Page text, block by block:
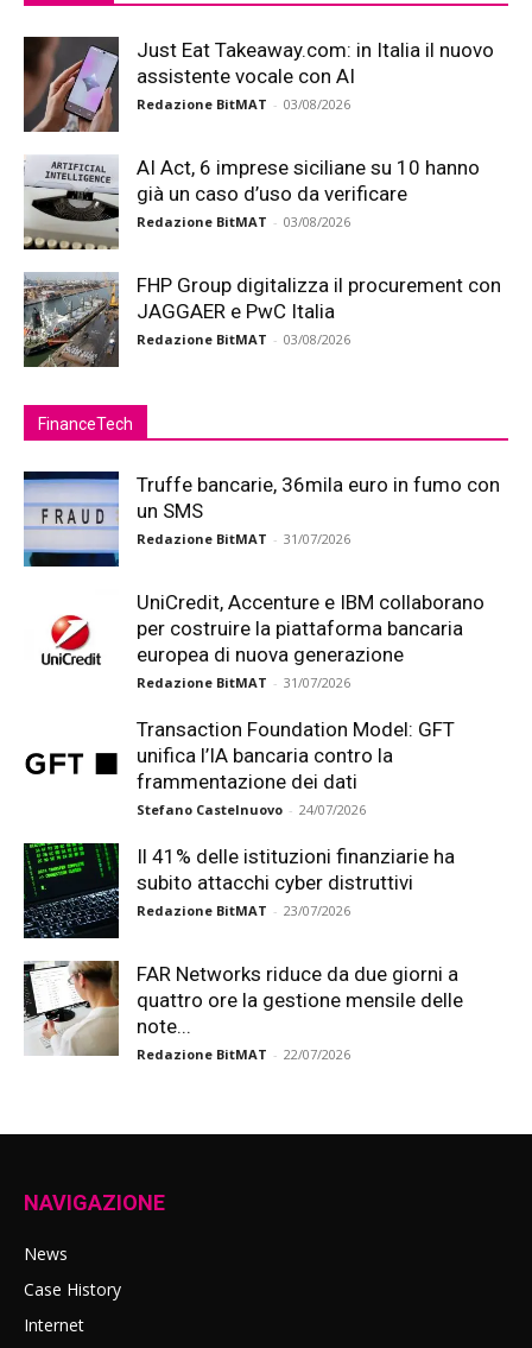
Just Eat Takeaway.com: in Italia il nuovo
assistente vocale con AI
Redazione BitMAT - 03/08/2026
AI Act, 6 imprese siciliane su 10 hanno
già un caso d’uso da verificare
Redazione BitMAT - 03/08/2026
FHP Group digitalizza il procurement con
JAGGAER e PwC Italia
Redazione BitMAT - 03/08/2026
FinanceTech
Truffe bancarie, 36mila euro in fumo con
un SMS
Redazione BitMAT - 31/07/2026
UniCredit, Accenture e IBM collaborano
per costruire la piattaforma bancaria
europea di nuova generazione
Redazione BitMAT - 31/07/2026
Transaction Foundation Model: GFT
unifica l’IA bancaria contro la
frammentazione dei dati
Stefano Castelnuovo - 24/07/2026
Il 41% delle istituzioni finanziarie ha
subito attacchi cyber distruttivi
Redazione BitMAT - 23/07/2026
FAR Networks riduce da due giorni a
quattro ore la gestione mensile delle
note...
Redazione BitMAT - 22/07/2026
NAVIGAZIONE
News
Case History
Internet